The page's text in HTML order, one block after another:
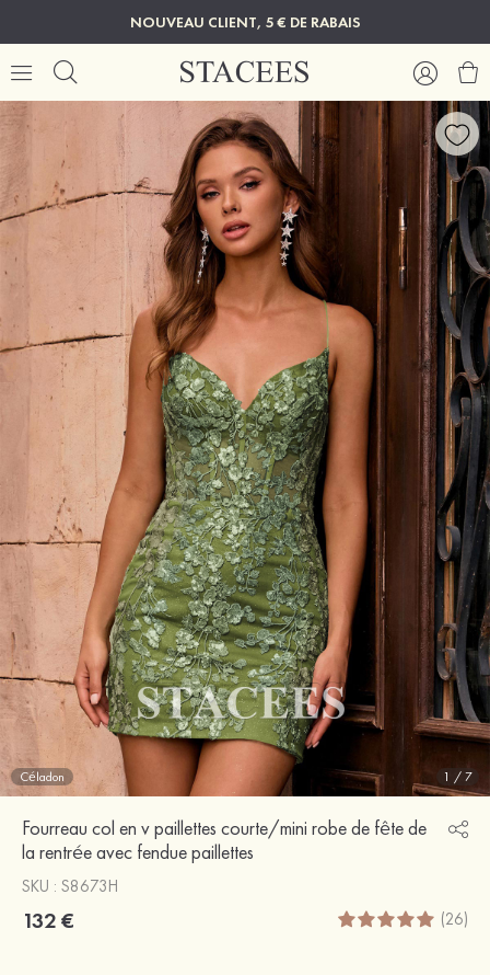
NOUVEAU CLIENT, 5 € DE RABAIS
Céladon 1 /7
Fourreau col en v paillettes courte/mini robe de fête de
la rentrée avec fendue paillettes
SKU : S8673H
132 € (26)